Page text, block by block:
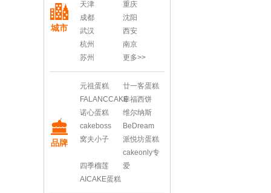
城市
天津
重庆
成都
沈阳
武汉
西安
杭州
南京
苏州
更多>>
品牌
元祖蛋糕
廿一客蛋糕
FALANCCAKE幸福西饼
诺心蛋糕
维尔纳斯
cakeboss
BeDream
窝夫小子
派悦坊蛋糕
四季榴莲
cakeonly专
爱
AICAKE蛋糕